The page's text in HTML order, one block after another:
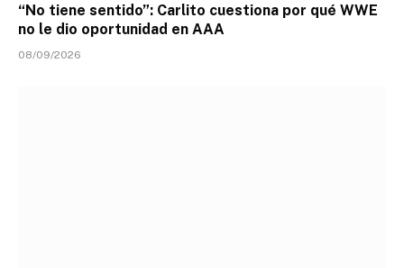
“No tiene sentido”: Carlito cuestiona por qué WWE
no le dio oportunidad en AAA
08/09/2026